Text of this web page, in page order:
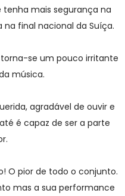
tenha mais segurança na
final nacional da Suíça.
se um pouco irritante
música.
agradável de ouvir e
é capaz de ser a parte
O pior de todo o conjunto.
mas a sua performance